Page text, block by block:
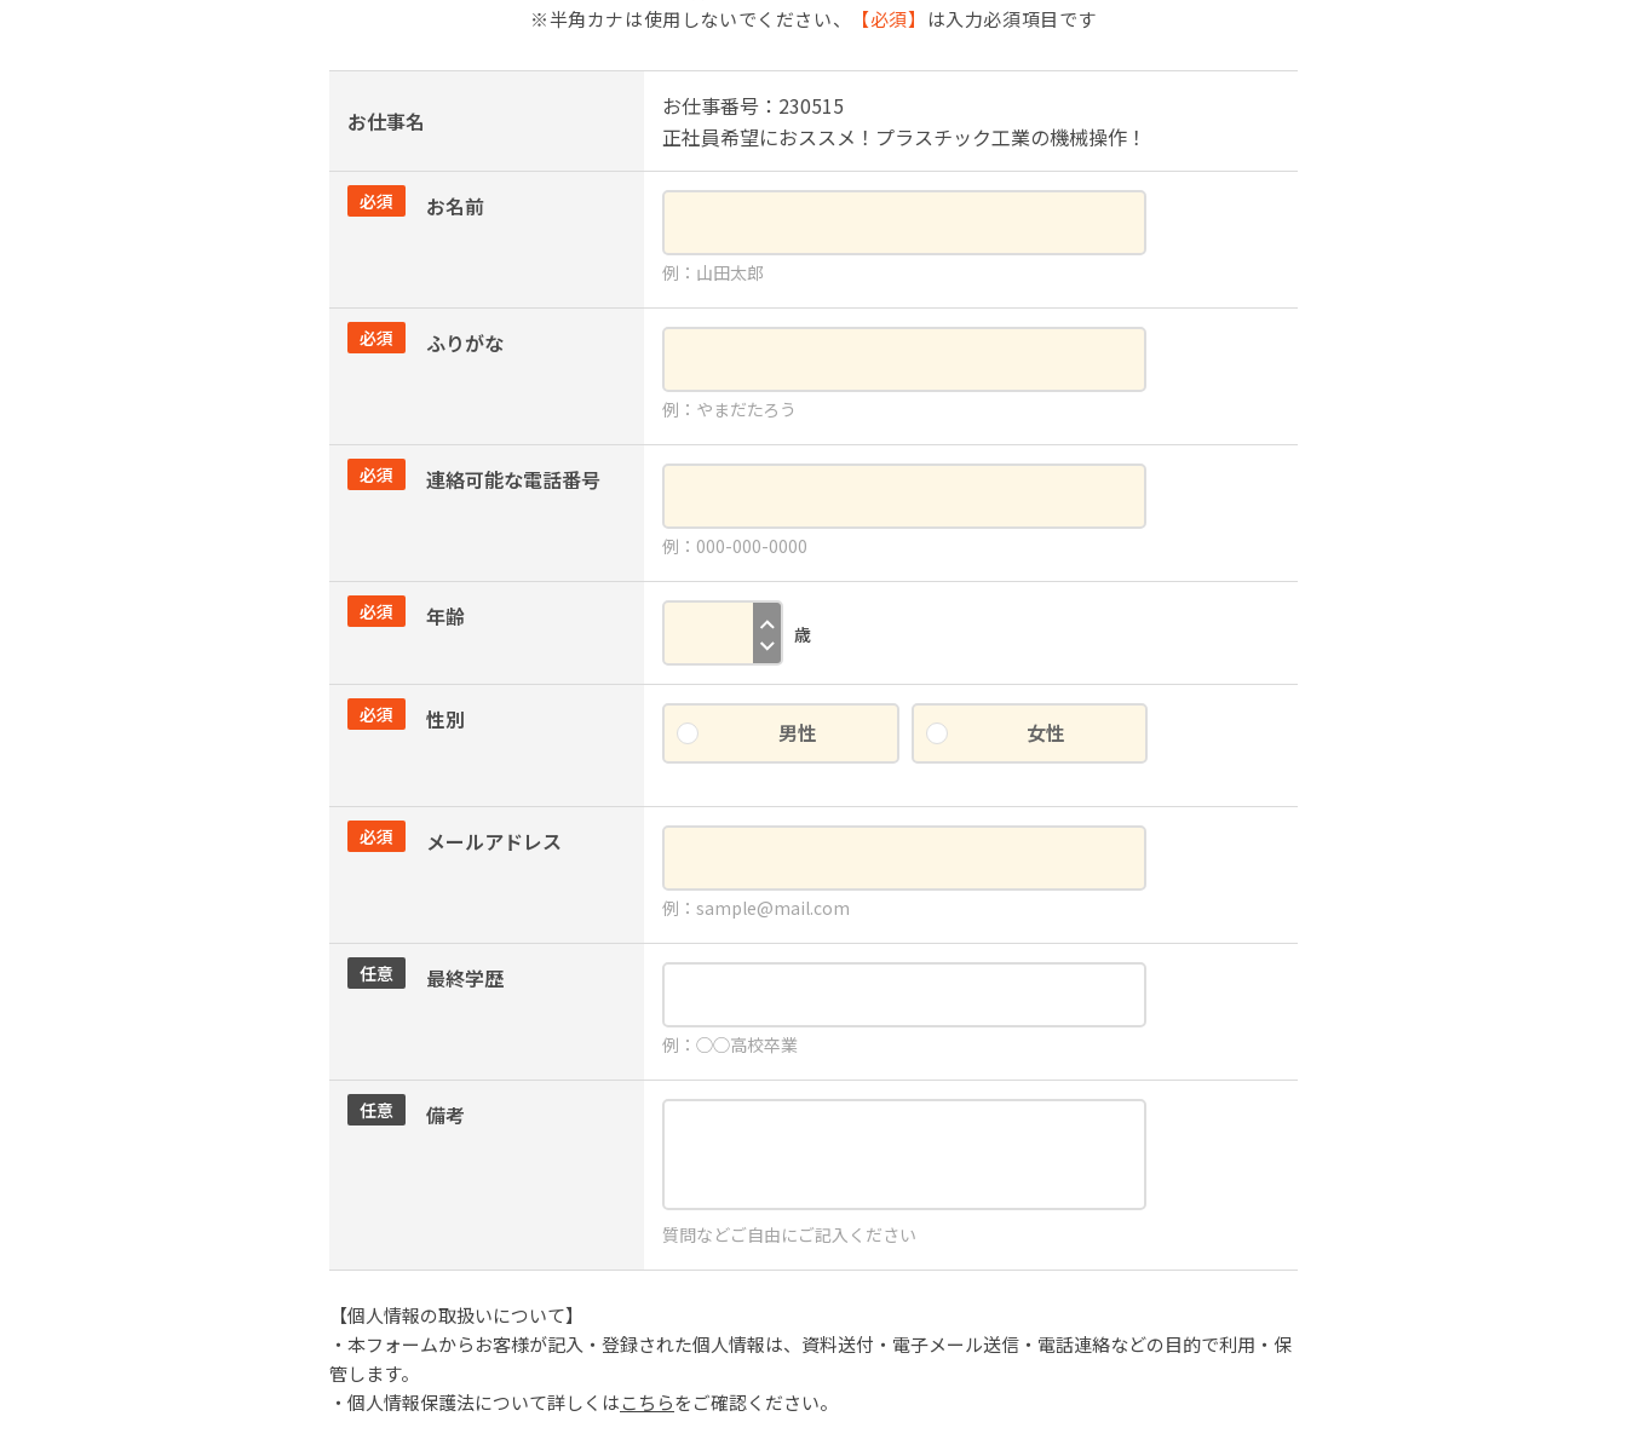
※半角カナは使用しないでください、
【必須】 は入力必須項目です
お仕事名
お仕事番号：230515
正社員希望におススメ！プラスチック工業の機械操作！
必須 お名前
例：山田太郎
必須 ふりがな
例：やまだたろう
必須 連絡可能な電話番号
例：000-000-0000
必須 年齢
歳
必須 性別 男性 女性
必須 メールアドレス
例：sample@mail.com
任意 最終学歴
例：◯◯高校卒業
任意 備考
質問などご自由にご記入ください
【個人情報の取扱いについて】
・本フォームからお客様が記入・登録された個人情報は、資料送付・電子メール送信・電話連絡などの目的で利用・保
管します。
・個人情報保護法について詳しくはこちらをご確認ください。